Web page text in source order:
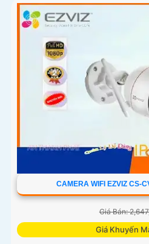
CAMERA WIFI EZVIZ CS-
Giá Bán:
Giá Khuyến